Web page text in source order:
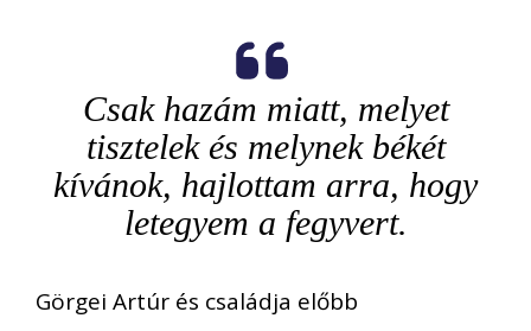
Csak hazám miatt, melyet
tisztelek és melynek békét
kívánok, hajlottam arra, hogy
letegyem a fegyvert.
Görgei Artúr és családja előbb